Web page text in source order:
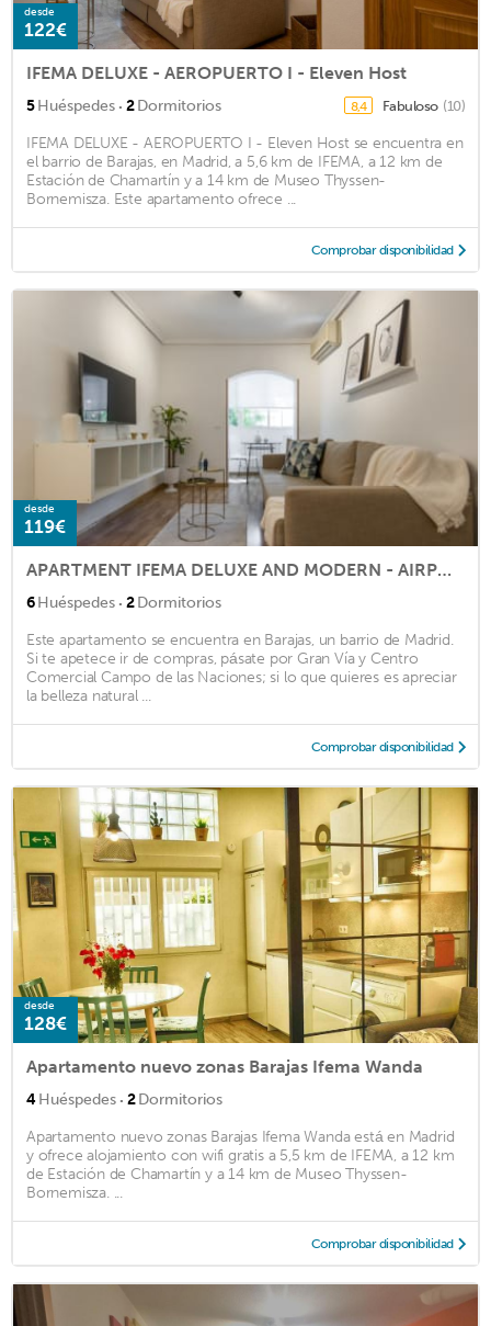
desde
122€
IFEMA DELUXE - AEROPUERTO I - Eleven Host
5Huéspedes · 2Dormitorios 8,4 Fabuloso (10)
IFEMA DELUXE - AEROPUERTO I - Eleven Host se encuentra en
el barrio de Barajas, en Madrid, a 5,6 km de IFEMA, a 12 km de
Estación de Chamartín y a 14 km de Museo Thyssen-
Bornemisza. Este apartamento ofrece ...
Comprobar disponibilidad
desde
119€
APARTMENT IFEMA DELUXE AND MODERN - AIRPORT MADRID. / WANDA METROPOLITANO.
6Huéspedes · 2Dormitorios
Este apartamento se encuentra en Barajas, un barrio de Madrid.
Si te apetece ir de compras, pásate por Gran Vía y Centro
Comercial Campo de las Naciones; si lo que quieres es apreciar
la belleza natural ...
Comprobar disponibilidad
desde
128€
Apartamento nuevo zonas Barajas Ifema Wanda
4Huéspedes · 2Dormitorios
Apartamento nuevo zonas Barajas Ifema Wanda está en Madrid
y ofrece alojamiento con wifi gratis a 5,5 km de IFEMA, a 12 km
de Estación de Chamartín y a 14 km de Museo Thyssen-
Bornemisza. ...
Comprobar disponibilidad